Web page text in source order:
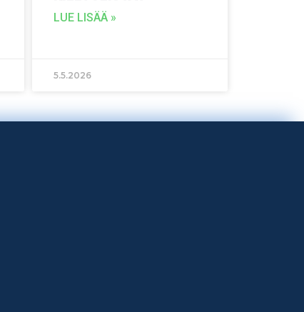
LUE LISÄÄ »
5.5.2026